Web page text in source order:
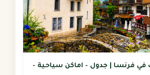
في فرنسا | جدول - اماكن سياحية -